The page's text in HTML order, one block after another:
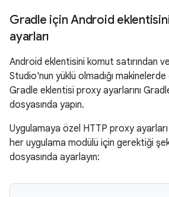
Gradle için Android
ayarları
Android eklentisini komut satırından
Studio'nun yüklü olmadığı makinelerde
Gradle eklentisi proxy ayarlarını
dosyasında yapın.
Uygulamaya özel HTTP proxy ayarları
her uygulama modülü için gerektiği
dosyasında ayarlayın: